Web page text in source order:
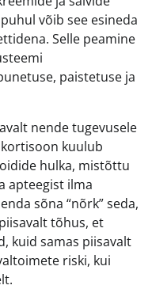
võib see esineda
Selle peamine
paistetuse ja
nende tugevusele
kuulub
hulka, mistõttu
apteegist ilma
sõna “nõrk” seda,
tõhus, et
kuid samas piisavalt
riski, kui